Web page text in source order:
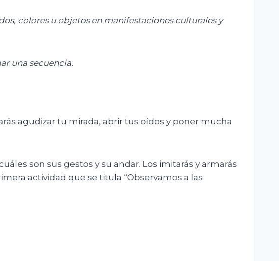
colores u objetos en manifestaciones culturales y
una secuencia.
agudizar tu mirada, abrir tus oídos y poner mucha
son sus gestos y su andar. Los imitarás y armarás
actividad que se titula “Observamos a las